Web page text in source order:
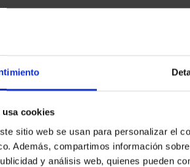
usa cookies
sitio web se usan para personalizar el
Además, compartimos información
y análisis web, quienes pueden